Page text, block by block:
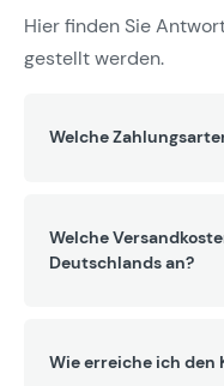
Hier finden Sie
gestellt werden.
Welche
Welche
Deutschlands an?
Wie erreiche ich den